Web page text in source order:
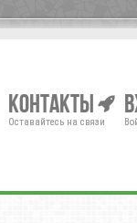
Контакты
Оставайтесь на связи